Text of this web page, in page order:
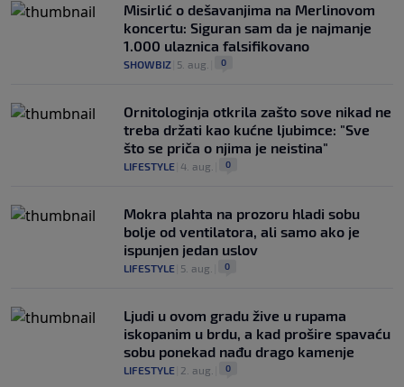
Misirlić o dešavanjima na Merlinovom
koncertu: Siguran sam da je najmanje
1.000 ulaznica falsifikovano
SHOWBIZ 5. aug. 0
Ornitologinja otkrila zašto sove nikad ne
treba držati kao kućne ljubimce: "Sve
što se priča o njima je neistina"
LIFESTYLE 4. aug. 0
Mokra plahta na prozoru hladi sobu
bolje od ventilatora, ali samo ako je
ispunjen jedan uslov
LIFESTYLE 5. aug. 0
Ljudi u ovom gradu žive u rupama
iskopanim u brdu, a kad prošire spavaću
sobu ponekad nađu drago kamenje
LIFESTYLE 2. aug. 0